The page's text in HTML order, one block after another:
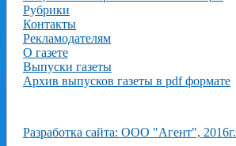
Рубрики
Контакты
Рекламодателям
О газете
Выпуски газеты
Архив выпусков газеты в pdf формате
Разработка сайта: ООО "Агент", 2016г.